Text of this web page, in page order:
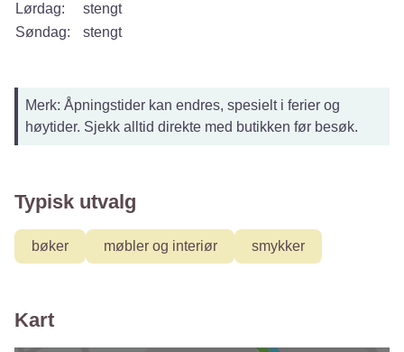
Lørdag:
stengt
Søndag:
stengt
Merk: Åpningstider kan endres, spesielt i ferier og
høytider. Sjekk alltid direkte med butikken før besøk.
Typisk utvalg
bøker møbler og interiør smykker
Kart